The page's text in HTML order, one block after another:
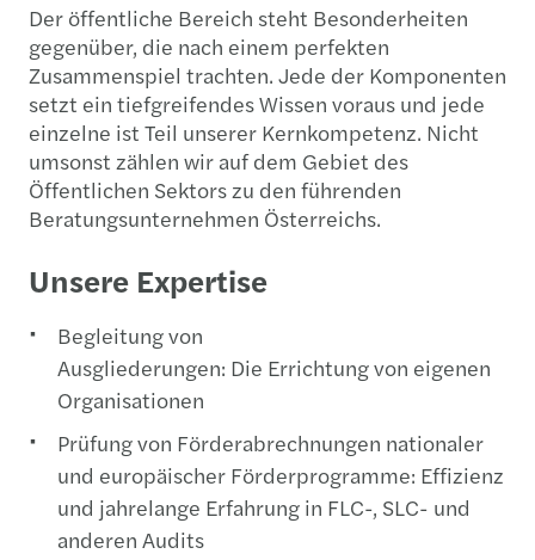
Der öffentliche Bereich steht Besonderheiten
gegenüber, die nach einem perfekten
Zusammenspiel trachten. Jede der Komponenten
setzt ein tiefgreifendes Wissen voraus und jede
einzelne ist Teil unserer Kernkompetenz. Nicht
umsonst zählen wir auf dem Gebiet des
Öffentlichen Sektors zu den führenden
Beratungsunternehmen Österreichs.
Unsere Expertise
Begleitung von
Ausgliederungen: Die Errichtung von eigenen
Organisationen
Prüfung von Förderabrechnungen nationaler
und europäischer Förderprogramme: Effizienz
und jahrelange Erfahrung in FLC-, SLC- und
anderen Audits